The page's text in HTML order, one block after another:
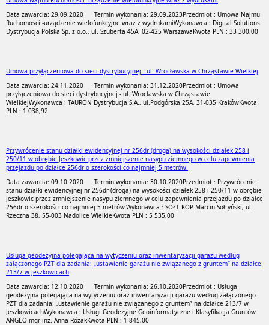
Data zawarcia: 29.09.2020 Termin wykonania: 29.09.2023Przedmiot : Umowa Najmu
Ruchomości -urządzenie wielofunkcyjne wraz z wydrukamiWykonawca : Digital Solutions
Dystrybucja Polska Sp. z o.o., ul. Szuberta 45A, 02-425 WarszawaKwota PLN : 33 300,00
Umowa przyłączeniowa do sieci dystrybucyjnej - ul. Wrocławska w Chrząstawie Wielkiej
Data zawarcia: 24.11.2020 Termin wykonania: 31.12.2020Przedmiot : Umowa
przyłączeniowa do sieci dystrybucyjnej - ul. Wrocławska w Chrząstawie
WielkiejWykonawca : TAURON Dystrybucja S.A., ul.Podgórska 25A, 31-035 KrakówKwota
PLN : 1 038,92
Przywrócenie stanu działki ewidencyjnej nr 256dr (droga) na wysokości działek 258 i
250/11 w obrębie Jeszkowic przez zmniejszenie nasypu ziemnego w celu zapewnienia
przejazdu po działce 256dr o szerokości co najmniej 5 metrów.
Data zawarcia: 09.10.2020 Termin wykonania: 30.10.2020Przedmiot : Przywrócenie
stanu działki ewidencyjnej nr 256dr (droga) na wysokości działek 258 i 250/11 w obrębie
Jeszkowic przez zmniejszenie nasypu ziemnego w celu zapewnienia przejazdu po działce
256dr o szerokości co najmniej 5 metrów.Wykonawca : SOŁT-KOP Marcin Sołtyński, ul.
Rzeczna 38, 55-003 Nadolice WielkieKwota PLN : 5 535,00
Usługa geodezyjna polegająca na wytyczeniu oraz inwentaryzacji garażu według
załączonego PZT dla zadania: „ustawienie garażu nie związanego z gruntem” na działce
213/7 w Jeszkowicach
Data zawarcia: 12.10.2020 Termin wykonania: 26.10.2020Przedmiot : Usługa
geodezyjna polegająca na wytyczeniu oraz inwentaryzacji garażu według załączonego
PZT dla zadania: „ustawienie garażu nie związanego z gruntem” na działce 213/7 w
JeszkowicachWykonawca : Usługi Geodezyjne Geoinformatyczne i Klasyfikacja Gruntów
ANGEO mgr inż. Anna RóżakKwota PLN : 1 845,00